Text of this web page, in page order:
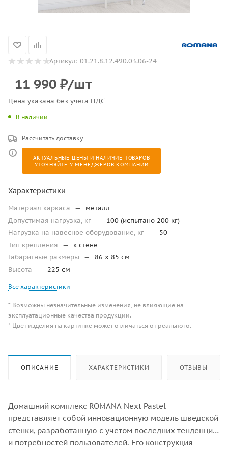
Артикул: 01.21.8.12.490.03.06-24
11 990 ₽/шт
Цена указана без учета НДС
В наличии
Рассчитать доставку
АКТУАЛЬНЫЕ ЦЕНЫ И НАЛИЧИЕ ТОВАРОВ
УТОЧНЯЙТЕ У МЕНЕДЖЕРОВ КОМПАНИИ
Характеристики
Материал каркаса —
металл
Допустимая нагрузка, кг —
100 (испытано 200 кг)
Нагрузка на навесное оборудование, кг —
50
Тип крепления
—
к стене
Габаритные размеры
—
86 x 85 см
Высота
— 225 см
Все характеристики
* Возможны незначительные изменения, не влияющие на
эксплуатационные качества продукции.
* Цвет изделия на картинке может отличаться от реального.
ОПИСАНИЕ ХАРАКТЕРИСТИКИ ОТЗЫВЫ
Домашний комплекс ROMANA Next Pastel
представляет собой инновационную модель шведской
стенки, разработанную с учетом последних тенденций
и потребностей пользователей. Его конструкция